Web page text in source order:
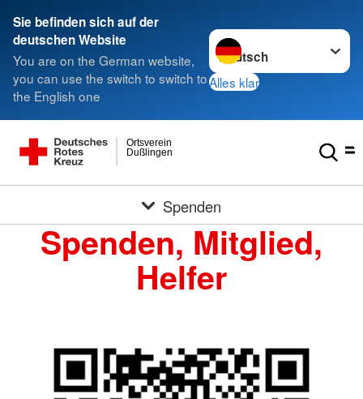
Sie befinden sich auf der
deutschen Website
You are on the German website,
you can use the switch to switch to
the English one
Sprache wechseln zu
Alles klar
Dußlingen
Ortsverein
Spenden
Spenden, Mitglied,
Helfer